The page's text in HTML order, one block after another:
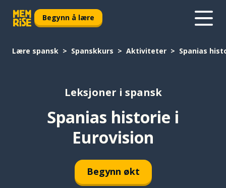
Begynn å lære
Lære spansk Spanskkurs Aktiviteter Spanias
Leksjoner i spansk
Spanias historie i
Eurovision
Begynn økt